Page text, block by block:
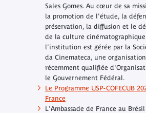
Sales Gomes. Au cœur de sa
la promotion de l'étude, la
préservation, la diffusion et le
de la culture
l'institution est gérée par la
da Cinemateca, une
récemment qualifiée
le Gouvernement Fédéral.
Le Programme USP-COFECUB
France
L'Ambassade de France au Brésil